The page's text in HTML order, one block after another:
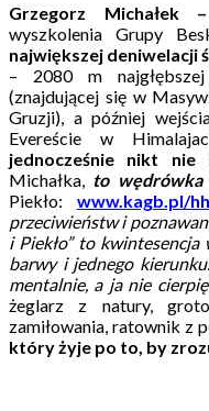
Grzegorz Michałek
wyszkolenia Grupy
największej deniwelacji
– 2080 m
(znajdującej się w
Gruzji), a później
Evereście w
jednocześnie nikt nie
Michałka, to
Piekło: www.kagb.pl/
przeciwieństw i
i Piekło” to
barwy i jednego
mentalnie, a ja nie
żeglarz z natury,
zamiłowania, ratownik z
który żyje po to, by